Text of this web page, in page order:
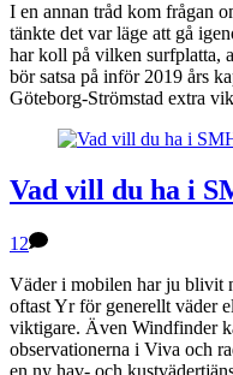
I en annan tråd kom frågan
tänkte det var läge att gå
har koll på vilken surfplatta,
bör satsa på inför 2019 års
Göteborg-Strömstad extra
Vad vill du ha i
12
Väder i mobilen har ju blivit
oftast Yr för generellt väder
viktigare. Även Windfinder
observationerna i Viva och
en ny hav- och